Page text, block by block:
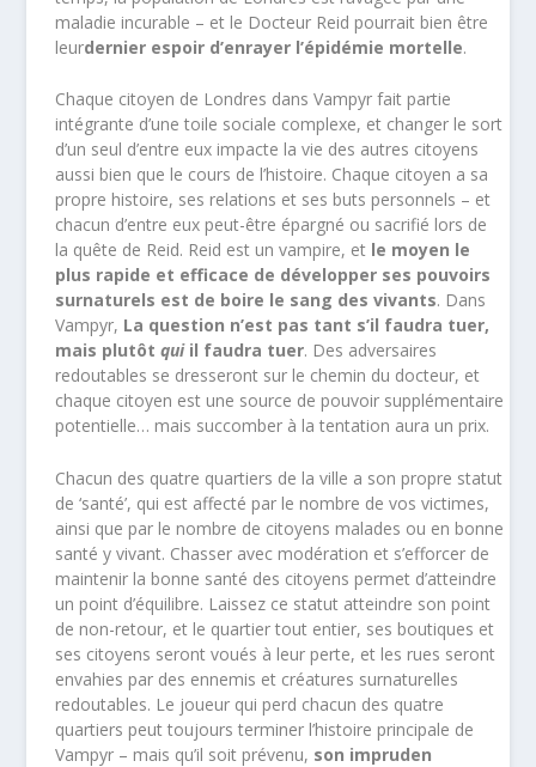
maladie incurable – et le Docteur Reid pourrait bien être
leurdernier espoir d’enrayer l’épidémie mortelle.
Chaque citoyen de Londres dans Vampyr fait partie
intégrante d’une toile sociale complexe, et changer le sort
d’un seul d’entre eux impacte la vie des autres citoyens
aussi bien que le cours de l’histoire. Chaque citoyen a sa
propre histoire, ses relations et ses buts personnels – et
chacun d’entre eux peut-être épargné ou sacrifié lors de
la quête de Reid. Reid est un vampire, et le moyen le
plus rapide et efficace de développer ses pouvoirs
surnaturels est de boire le sang des vivants. Dans
Vampyr, La question n’est pas tant s’il faudra tuer,
mais plutôtquiil faudra tuer. Des adversaires
redoutables se dresseront sur le chemin du docteur, et
chaque citoyen est une source de pouvoir supplémentaire
potentielle… mais succomber à la tentation aura un prix.
Chacun des quatre quartiers de la ville a son propre statut
de ‘santé’, qui est affecté par le nombre de vos victimes,
ainsi que par le nombre de citoyens malades ou en bonne
santé y vivant. Chasser avec modération et s’efforcer de
maintenir la bonne santé des citoyens permet d’atteindre
un point d’équilibre. Laissez ce statut atteindre son point
de non-retour, et le quartier tout entier, ses boutiques et
ses citoyens seront voués à leur perte, et les rues seront
envahies par des ennemis et créatures surnaturelles
redoutables. Le joueur qui perd chacun des quatre
quartiers peut toujours terminer l’histoire principale de
Vampyr – mais qu’il soit prévenu, son impruden